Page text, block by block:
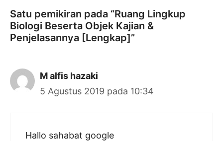
Satu pemikiran pada “Ruang Lingkup
Biologi Beserta Objek Kajian &
Penjelasannya [Lengkap]”
M alfis hazaki
5 Agustus 2019 pada 10:34
Hallo sahabat google